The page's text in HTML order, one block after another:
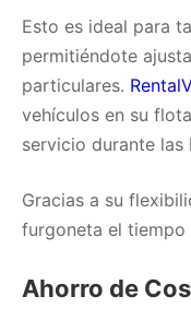
Esto es ideal para
permitiéndote
particulares.
vehículos en su
servicio durante las
Gracias a su
furgoneta el tiempo
Ahorro de